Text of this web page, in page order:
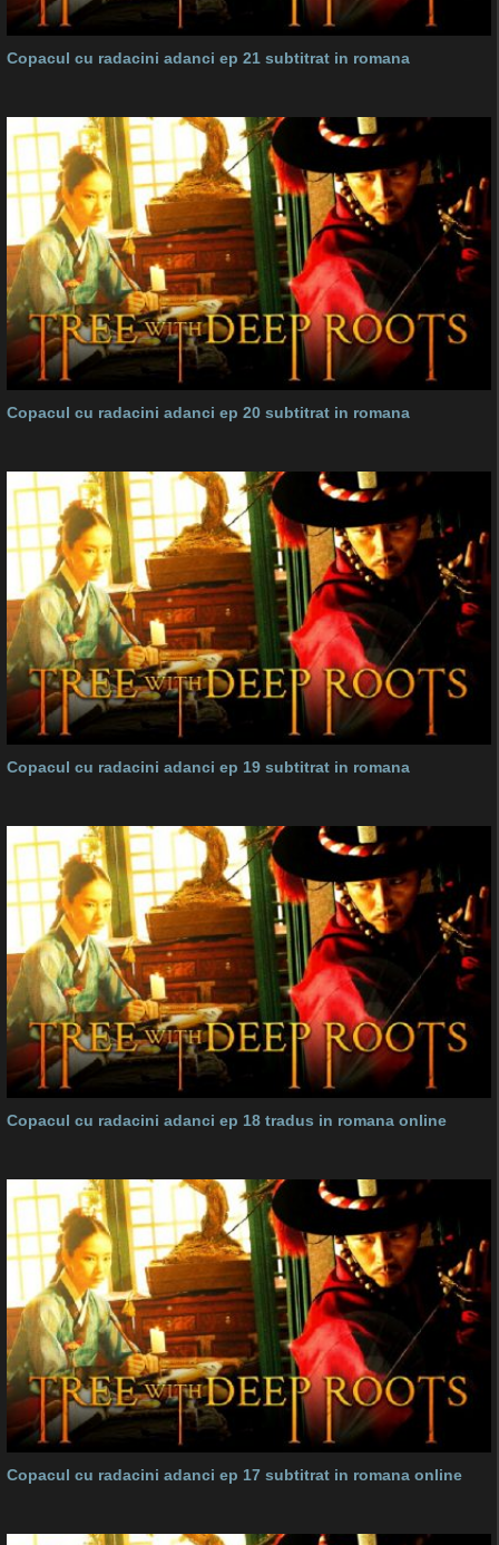
Copacul cu radacini adanci ep 21 subtitrat in romana
Copacul cu radacini adanci ep 20 subtitrat in romana
Copacul cu radacini adanci ep 19 subtitrat in romana
Copacul cu radacini adanci ep 18 tradus in romana online
Copacul cu radacini adanci ep 17 subtitrat in romana online